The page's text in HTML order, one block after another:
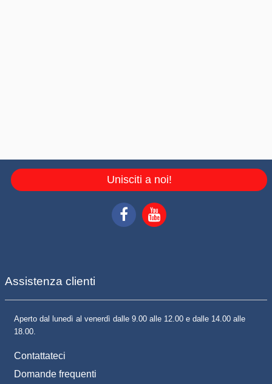
Unisciti a noi!
Assistenza clienti
Aperto dal lunedì al venerdì dalle 9.00 alle 12.00 e dalle 14.00 alle
18.00.
Contattateci
Domande frequenti